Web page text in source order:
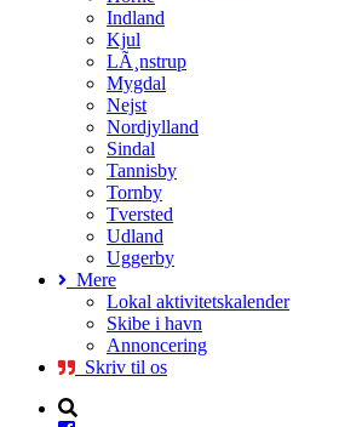
Indland
Kjul
LÃ¸nstrup
Mygdal
Nejst
Nordjylland
Sindal
Tannisby
Tornby
Tversted
Udland
Uggerby
Mere
Lokal aktivitetskalender
Skibe i havn
Annoncering
Skriv til os